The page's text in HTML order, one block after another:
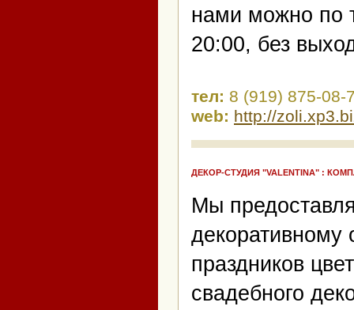
нами можно по
20:00, без
тел: 8 (919) 875-08-
web: http://
ДЕКОР-СТУДИЯ "VALENTINA" :
Мы
праздников
свадебного